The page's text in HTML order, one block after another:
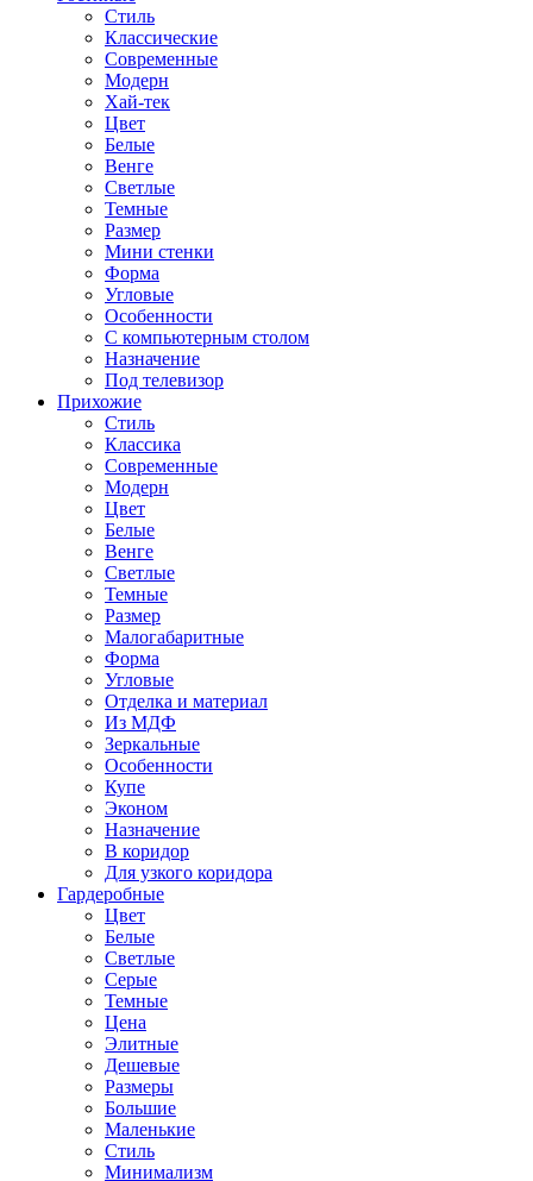
Стиль
Классические
Современные
Модерн
Хай-тек
Цвет
Белые
Венге
Светлые
Темные
Размер
Мини стенки
Форма
Угловые
Особенности
С компьютерным столом
Назначение
Под телевизор
Прихожие
Стиль
Классика
Современные
Модерн
Цвет
Белые
Венге
Светлые
Темные
Размер
Малогабаритные
Форма
Угловые
Отделка и материал
Из МДФ
Зеркальные
Особенности
Купе
Эконом
Назначение
В коридор
Для узкого коридора
Гардеробные
Цвет
Белые
Светлые
Серые
Темные
Цена
Элитные
Дешевые
Размеры
Большие
Маленькие
Стиль
Минимализм